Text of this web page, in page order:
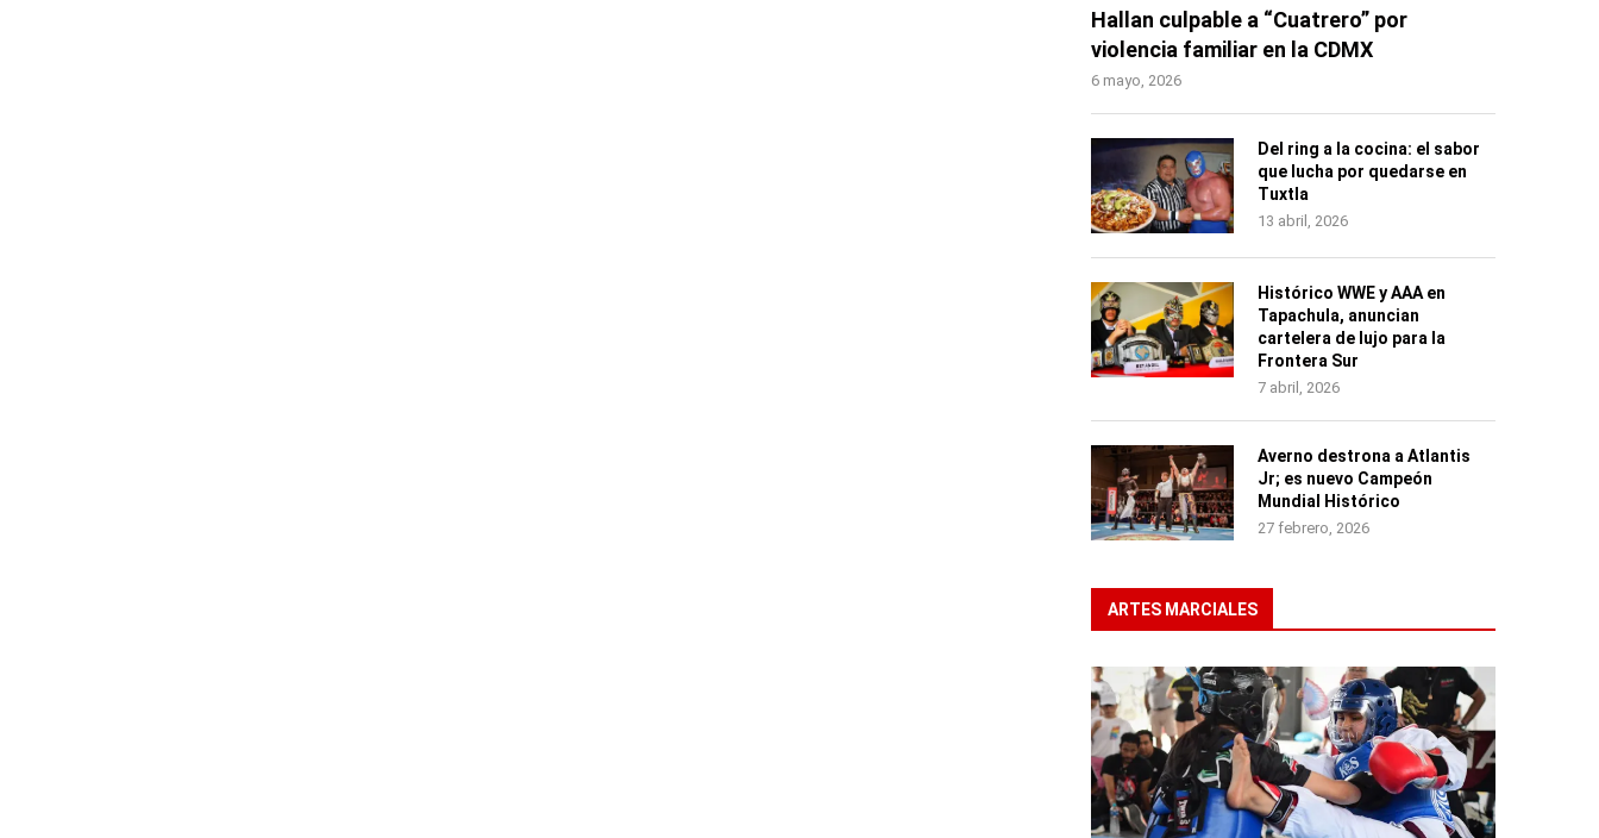
Hallan culpable a “Cuatrero” por
violencia familiar en la CDMX
6 mayo, 2026
Del ring a la cocina: el sabor
que lucha por quedarse en
Tuxtla
13 abril, 2026
Histórico WWE y AAA en
Tapachula, anuncian
cartelera de lujo para la
Frontera Sur
7 abril, 2026
Averno destrona a Atlantis
Jr; es nuevo Campeón
Mundial Histórico
27 febrero, 2026
ARTES MARCIALES